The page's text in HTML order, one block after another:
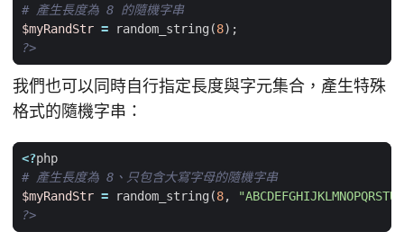
$myRandStr = random_string (8);
?>
我們也可以同時自行指定長度與字元集合，產生特殊
格式的隨機字串：
<?php
$myRandStr = random_string (8,
?>